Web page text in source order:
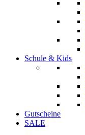
Schule & Kids
Gutscheine
SALE